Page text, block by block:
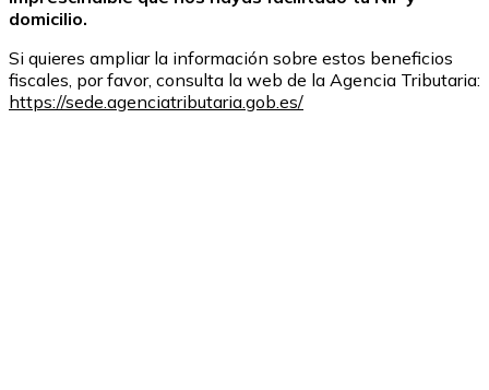
domicilio.
Si quieres ampliar la información sobre estos beneficios
fiscales, por favor, consulta la web de la Agencia Tributaria:
https://sede.agenciatributaria.gob.es/